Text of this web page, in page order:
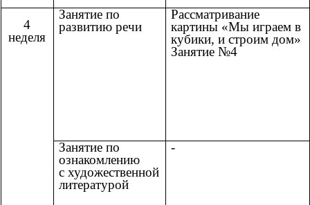
4
неделя
Занятие по
развитию речи
Рассматривание
картины «Мы играем в
кубики, и строим дом»
Занятие №4
Занятие по
ознакомлению
с художественной
литературой
-